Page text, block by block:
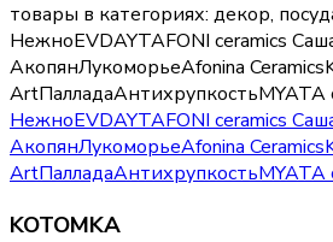
товары в категориях: декор,
НежноEVDAYTAFONI ceramics
АкопянЛукоморьеAfonina Ceramics
ArtПалладаАнтихрупкостьMYATA
НежноEVDAYTAFONI ceramics
АкопянЛукоморьеAfonina Ceramics
ArtПалладаАнтихрупкостьMYATA
KOTOMKA